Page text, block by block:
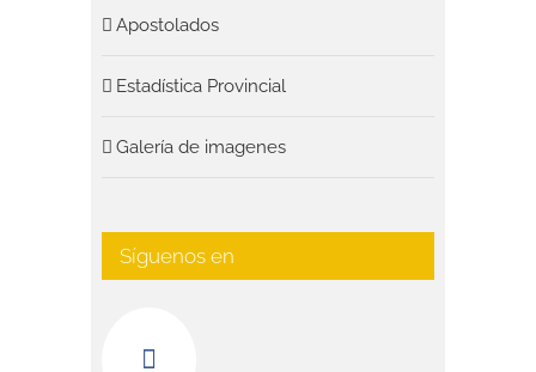
Apostolados
Estadística Provincial
Galería de imagenes
Síguenos en